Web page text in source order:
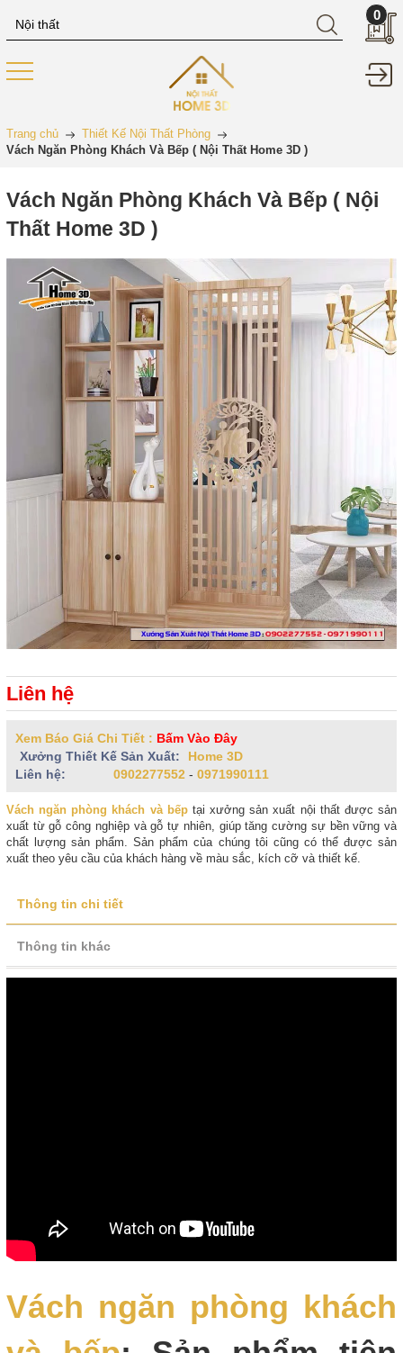
0
Trang chủ
Thiết Kế Nội Thất Phòng
Vách Ngăn Phòng Khách Và Bếp ( Nội Thất Home 3D )
Vách Ngăn Phòng Khách Và Bếp ( Nội
Thất Home 3D )
Liên hệ
Xem Báo Giá Chi Tiết : Bấm Vào Đây
Xưởng Thiết Kế Sản Xuất:
Home 3D
Liên hệ:
0902277552 - 0971990111
Vách ngăn phòng khách và bếptại xưởng sản xuất nội thất được sản
xuất từ gỗ công nghiệp và gỗ tự nhiên, giúp tăng cường sự bền vững và
chất lượng sản phẩm. Sản phẩm của chúng tôi cũng có thể được sản
xuất theo yêu cầu của khách hàng về màu sắc, kích cỡ và thiết kế.
Thông tin chi tiết
Thông tin khác
Vách ngăn phòng khách